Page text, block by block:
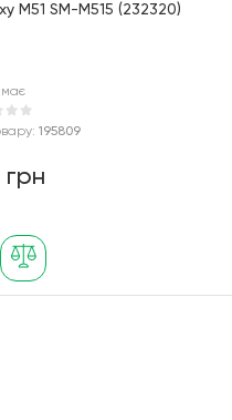
M51 SM-M515 (232320)
195809
грн